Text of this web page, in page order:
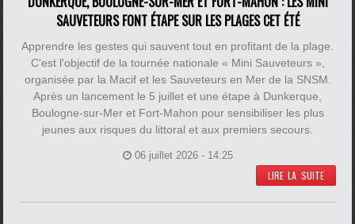
SAUVETEURS FONT ÉTAPE SUR LES PLAGES CET ÉTÉ
Apprendre les gestes qui sauvent tout en profitant de la plage.
C'est l'objectif de la tournée nationale « Mini Sauveteurs »,
organisée par la Macif et les Sauveteurs en Mer de la SNSM.
Après un lancement le 5 juillet et une étape à Dunkerque,
Boulogne-sur-Mer et Fort-Mahon pour sensibiliser les plus
jeunes aux risques du littoral et aux premiers secours.
06 juillet 2026 - 14:25
LIRE LA SUITE